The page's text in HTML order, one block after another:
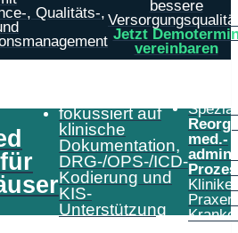
, Qualitäts-,
bessere
Jetzt
vereinbaren
fokussiert auf
klinische
Dokumentation,
DRG-/OPS-/ICD-
Kodierung und
KIS-
Unterstützung
med.-